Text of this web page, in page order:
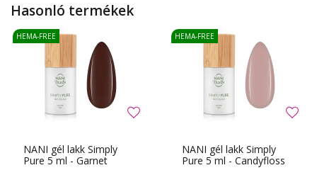
Hasonló termékek
NANI gél lakk Simply
Pure 5 ml - Garnet
HEMA-FREE
NANI gél lakk Simply
Pure 5 ml - Candyfloss
HEMA-FREE